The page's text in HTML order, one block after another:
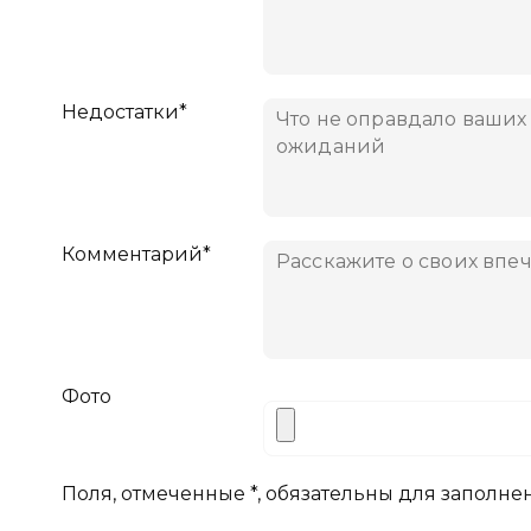
Недостатки*
Комментарий*
Фото
Поля, отмеченные *, обязательны для